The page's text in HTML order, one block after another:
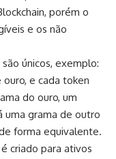
porém o
e os não
únicos, exemplo:
e cada token
do ouro, um
grama de outro
forma equivalente.
criado para ativos